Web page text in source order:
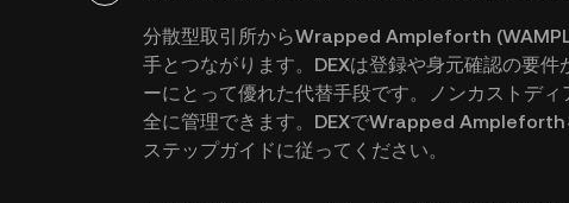
分散型取引所からWrapped Ampleforth
手とつながります。DEXは登録や身元確認の要
ーにとって優れた代替手段です。ノンカストデ
全に管理できます。DEXでWrapped Ampleforth
ステップガイドに従ってください。